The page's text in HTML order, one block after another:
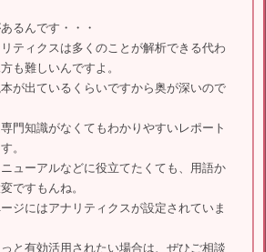
るんです・・・
ティクスは多くのことが解析できる代わ
も難しいんですよ。
が出ているくらいですから奥が深いので
門知識がなくてもわかりやすいレポート
。
ューアルなどに役立てたくても、用語か
ですもんね。
ジにはアナリティクスが設定されていま
と有効活用されたい場合は、ぜひご相談